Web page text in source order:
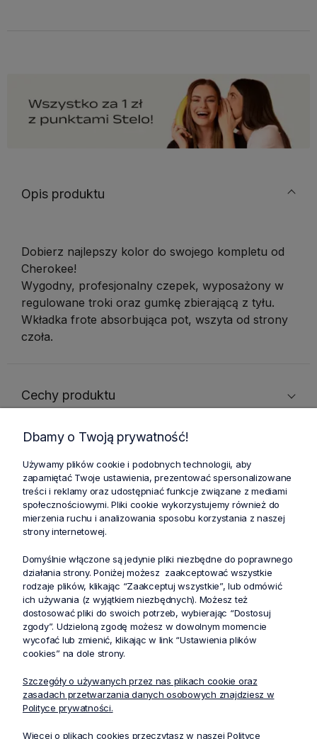
Opis produktu
Dobierz najlepszy kolor do swojego kompletu od
Cherokee!
Wygodny, profesjonalny czepek, wyposażony w
regulowane troki oraz gumkę zbierającą z tyłu.
Wkładka frote absorbująca pot, wszyta od strony
czoła.
Cechy produktu
Zniżki i oferty specjalne dla
lojalnych klientów
Profesjonalna dostawa
zamówień w całej Polsce
płatności internetowe
podawania powodu
Produkty powiązane
Dbamy o Twoją prywatność!
Używamy plików cookie i podobnych technologii, aby
zapamiętać Twoje ustawienia, prezentować spersonalizowane
treści i reklamy oraz udostępniać funkcje związane z mediami
społecznościowymi. Pliki cookie wykorzystujemy również do
mierzenia ruchu i analizowania sposobu korzystania z naszej
strony internetowej.
Domyślnie włączone są jedynie pliki niezbędne do poprawnego
działania strony. Poniżej możesz zaakceptować wszystkie
rodzaje plików, klikając “Zaakceptuj wszystkie”, lub odmówić
ich używania (z wyjątkiem niezbędnych). Możesz też
dostosować pliki do swoich potrzeb, wybierając “Dostosuj
zgody”. Udzieloną zgodę możesz w dowolnym momencie
wycofać lub zmienić, klikając w link “Ustawienia plików
cookies” na dole strony.
Szczegóły o używanych przez nas plikach cookie oraz
zasadach przetwarzania danych osobowych znajdziesz w
Polityce prywatności.
Więcej o plikach cookies przeczytasz w naszej Polityce